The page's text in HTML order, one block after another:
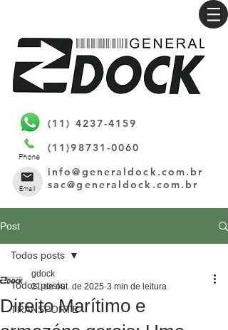
(11) 4237-4159
(11)98731-0060
info@generaldock.com.br
sac@generaldock.com.br
Post
Todos posts
TRANSPORTE
Todos posts
Direito Marítimo e
gdock
21 de out. de 2025 3 min de leitura